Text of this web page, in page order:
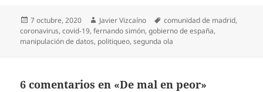
Publicado
el
7 octubre, 2020 Autor
Javier Vizcaíno Etiquetas
comunidad de madrid,
coronavirus,covid-19,fernando simón,gobierno de españa,
manipulación de datos, politiqueo,segunda ola
6 comentarios en «De mal en peor»